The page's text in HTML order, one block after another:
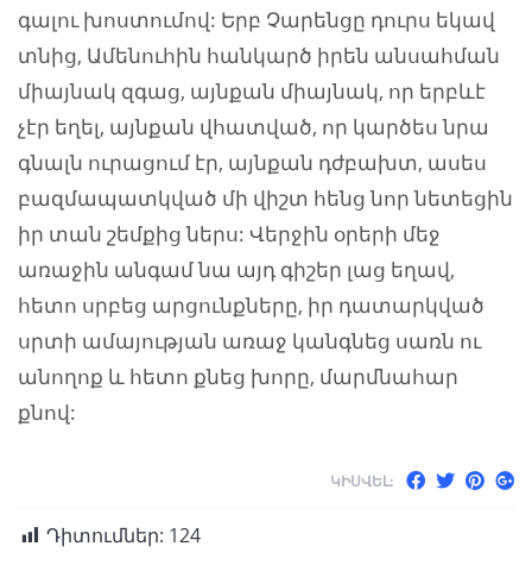
գալու խոստումով: Երբ Չարենցը դուրս եկավ
տնից, Ամենուհին հանկարծ իրեն անսահման
միայնակ զգաց, այնքան միայնակ, որ երբևէ
չէր եղել, այնքան վհատված, որ կարծես նրա
գնալն ուրացում էր, այնքան դժբախտ, ասես
բազմապատկված մի վիշտ հենց նոր նետեցին
իր տան շեմքից ներս: Վերջին օրերի մեջ
առաջին անգամ նա այդ գիշեր լաց եղավ,
հետո սրբեց արցունքները, իր դատարկված
սրտի ամայության առաջ կանգնեց սառն ու
անողոք և հետո քնեց խորը, մարմնահար
քնով:
ԿԻՍՎԵԼ:
Դիտումներ: 124